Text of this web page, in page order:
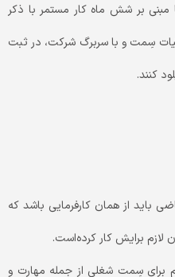
مبنی بر شش ماه کار مستمر با ذکر
سِمت و با سربرگ شرکت، در ثبت
باید از همان کارفرمایی باشد که
برایش کار کرده‌است.
برای سِمت شغلی از جمله مهارت و